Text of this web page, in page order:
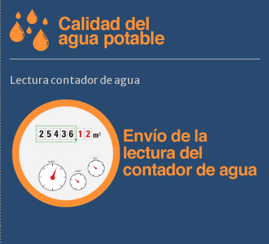
Lectura contador de agua